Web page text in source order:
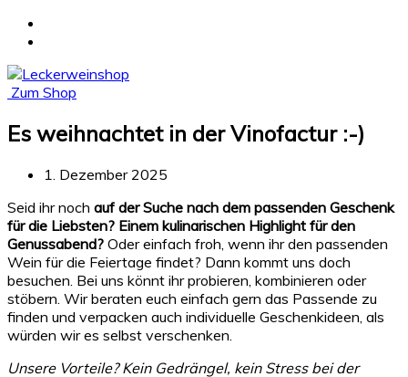
Zum Shop
Es weihnachtet in der Vinofactur :-)
1. Dezember 2025
Seid ihr noch auf der Suche nach dem passenden Geschenk
für die Liebsten? Einem kulinarischen Highlight für den
Genussabend? Oder einfach froh, wenn ihr den passenden
Wein für die Feiertage findet? Dann kommt uns doch
besuchen. Bei uns könnt ihr probieren, kombinieren oder
stöbern. Wir beraten euch einfach gern das Passende zu
finden und verpacken auch individuelle Geschenkideen, als
würden wir es selbst verschenken.
Unsere Vorteile? Kein Gedrängel, kein Stress bei der